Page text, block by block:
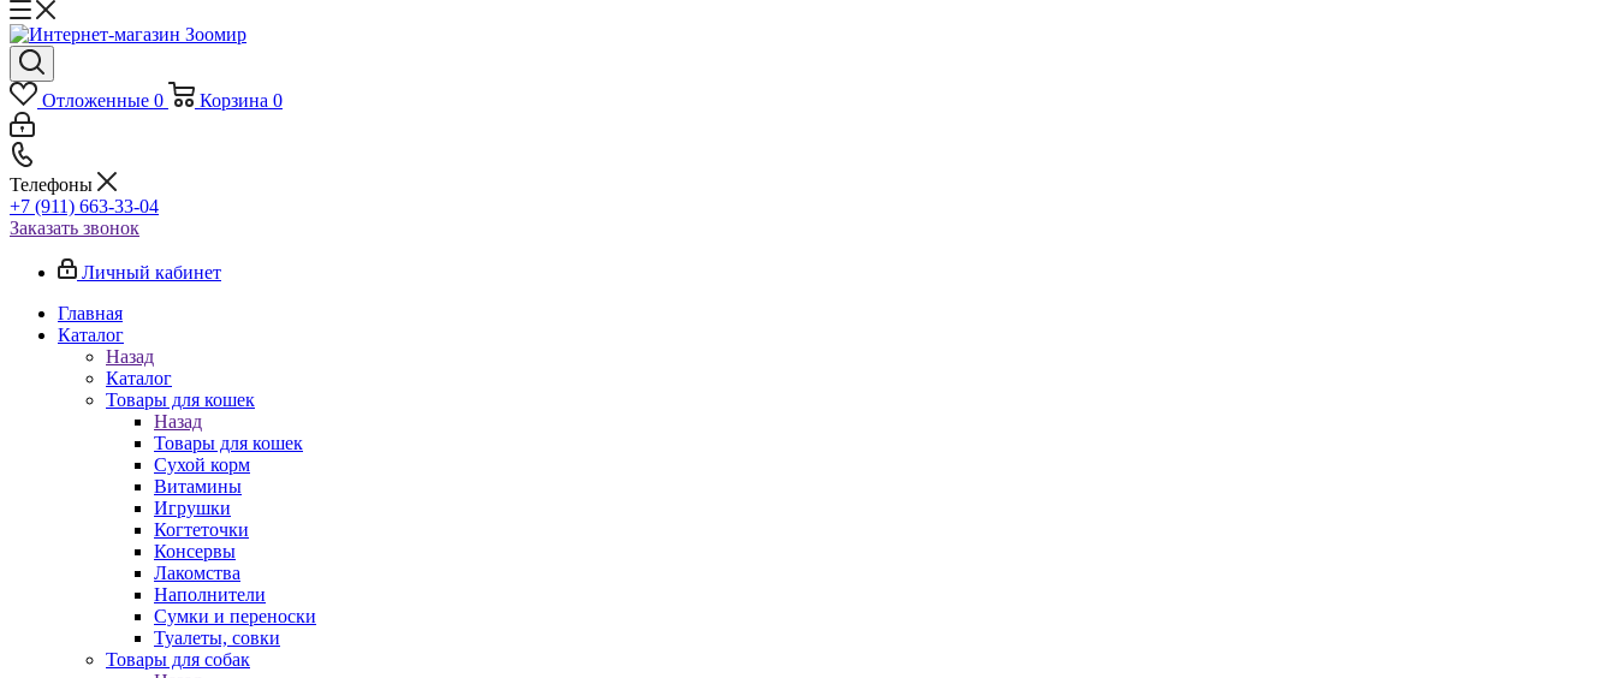
Отложенные 0 Корзина 0
Телефоны
+7 (911) 663-33-04
Заказать звонок
Личный кабинет
Главная
Каталог
Назад
Каталог
Товары для кошек
Назад
Товары для кошек
Cухой корм
Витамины
Игрушки
Когтеточки
Консервы
Лакомства
Наполнители
Сумки и переноски
Туалеты, совки
Товары для собак